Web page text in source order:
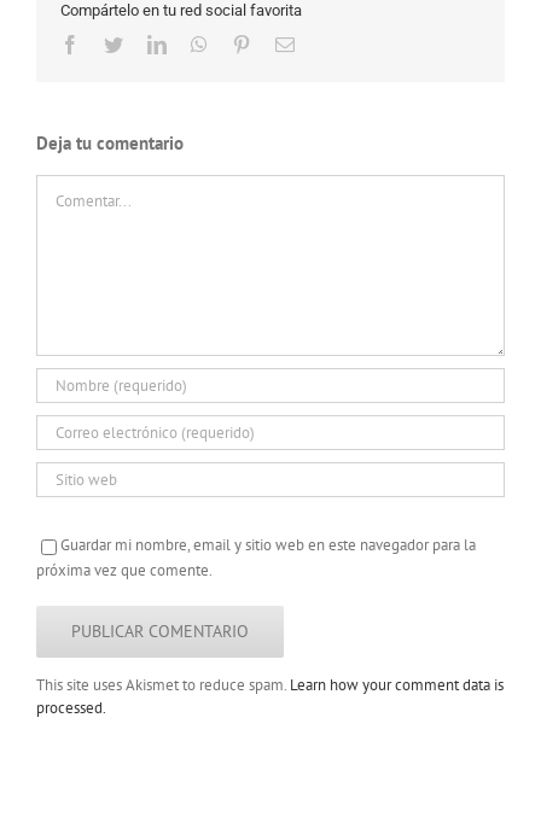
Compártelo en tu red social favorita
Facebook
TwitterLinkedInWhatsApp
PinterestCorreo
Deja tu comentario
Guardar mi nombre, email y sitio web en este navegador para la
próxima vez que comente.
This site uses Akismet to reduce spam. Learn how your comment data is
processed.